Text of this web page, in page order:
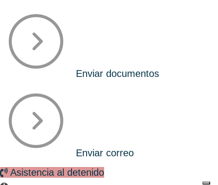
Enviar documentos
Enviar correo
Asistencia al detenido